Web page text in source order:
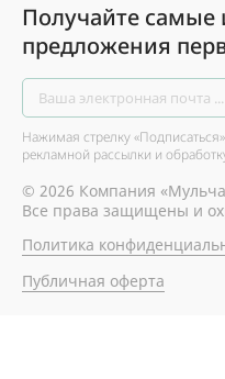
Получайте самые
предложения
Нажимая стрелку
рекламной рассылки и
© 2026 Компания
Все права защищены и
Политика
Публичная оферта